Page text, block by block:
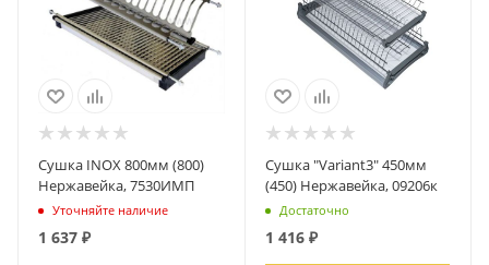
Сушка INOX 800мм (800)
Нержавейка, 7530ИМП
Уточняйте наличие
1 637 ₽
Сушка "Variant3" 450мм
(450) Нержавейка, 09206к
Достаточно
1 416₽